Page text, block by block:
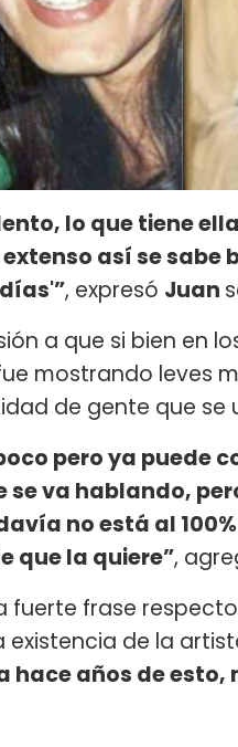
lo que tiene
así se sabe
, expresó Juan
a que si bien en
mostrando leves
de gente que se
pero ya puede
se va hablando,
no está al
que la quiere”,
fuerte frase
existencia de la
hace años de esto,